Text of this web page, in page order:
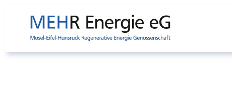
springen